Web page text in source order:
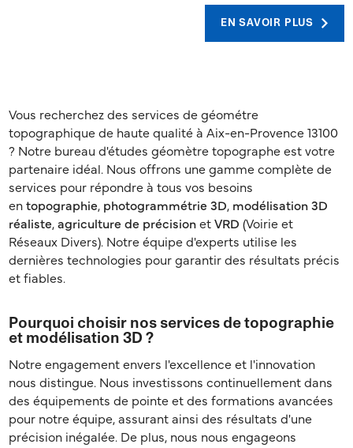
EN SAVOIR PLUS
Vous recherchez des services de géométre
topographique de haute qualité à Aix-en-Provence 13100
? Notre bureau d'études géomètre topographe est votre
partenaire idéal. Nous offrons une gamme complète de
services pour répondre à tous vos besoins
entopographie, photogrammétrie 3D, modélisation 3D
réaliste,agriculture de précisionetVRD (Voirie et
Réseaux Divers). Notre équipe d'experts utilise les
dernières technologies pour garantir des résultats précis
et fiables.
Pourquoi choisir nos services de topographie
et modélisation 3D ?
Notre engagement envers l'excellence et l'innovation
nous distingue. Nous investissons continuellement dans
des équipements de pointe et des formations avancées
pour notre équipe, assurant ainsi des résultats d'une
précision inégalée. De plus, nous nous engageons